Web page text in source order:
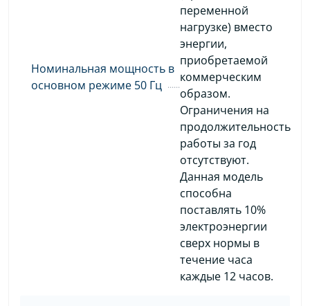
Номинальная мощность в
основном режиме 50 Гц
переменной
нагрузке) вместо
энергии,
приобретаемой
коммерческим
образом.
Ограничения на
продолжительность
работы за год
отсутствуют.
Данная модель
способна
поставлять 10%
электроэнергии
сверх нормы в
течение часа
каждые 12 часов.